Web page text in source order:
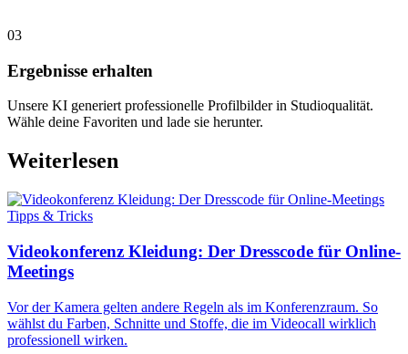
03
Ergebnisse erhalten
Unsere KI generiert professionelle Profilbilder in Studioqualität.
Wähle deine Favoriten und lade sie herunter.
Weiterlesen
Tipps & Tricks
Videokonferenz Kleidung: Der Dresscode für Online-
Meetings
Vor der Kamera gelten andere Regeln als im Konferenzraum. So
wählst du Farben, Schnitte und Stoffe, die im Videocall wirklich
professionell wirken.